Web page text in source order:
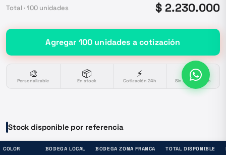
Total · 100 unidades $ 2.230.000
Agregar 100 unidades a cotización
🎨
Personalizable
📦
En stock
⚡
Cotización 24h
🔒
Sin compromiso
Stock disponible por referencia
COLOR BODEGA LOCAL BODEGA ZONA FRANCA TOTAL DISPONIBLE